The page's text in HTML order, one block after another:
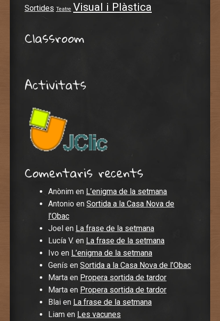
Sortides Teatre Visual i Plàstica
Classroom
Activitats
Comentaris recents
Anònim en L’enigma de la setmana
Antonio en Sortida a la Casa Nova de
l’Obac
Joel en La frase de la setmana
Lucía V. en La frase de la setmana
Ivo en L’enigma de la setmana
Genís en Sortida a la Casa Nova de l’Obac
Marta en Propera sortida de tardor
Marta en Propera sortida de tardor
Blai en La frase de la setmana
Liam en Les vacunes